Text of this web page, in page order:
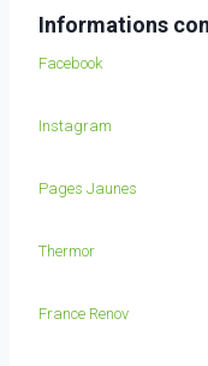
Informations
Facebook
Instagram
Pages Jaunes
Thermor
France Renov